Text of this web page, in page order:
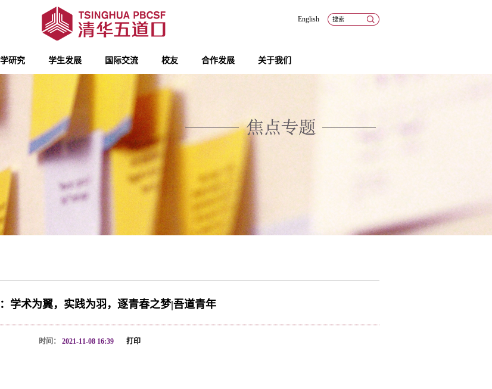
研究 学生发展 国际交流 校友 合作发展 关于我们
English
学术为翼，实践为羽，逐青春之梦|吾道青年
时间： 2021-11-08 16:39 打印